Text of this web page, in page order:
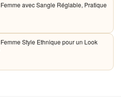
avec Sangle Réglable, Pratique
Style Ethnique pour un Look